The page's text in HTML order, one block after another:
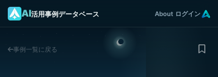
AI活用事例データベース About ログイン
事例一覧に戻る